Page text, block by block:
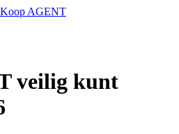
Koop AGENT
veilig kunt